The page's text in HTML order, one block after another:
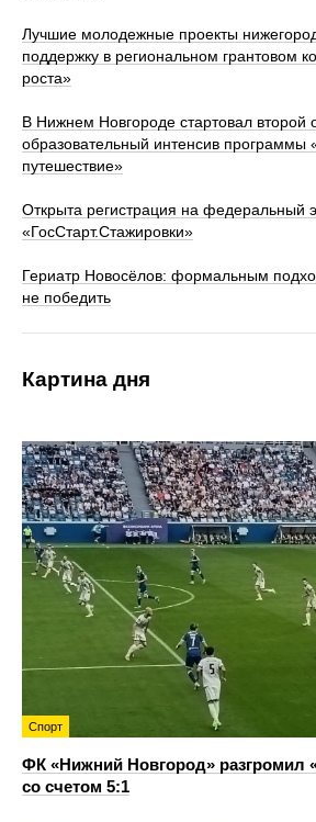
Лучшие молодежные проекты
поддержку в региональном грантовом
роста»
В Нижнем Новгороде стартовал второй
образовательный интенсив программы
путешествие»
Открыта регистрация на федеральный
«ГосСтарт.Стажировки»
Гериатр Новосёлов: формальным
не победить
Картина дня
Спорт
ФК «Нижний Новгород» разгромил
со счетом 5:1